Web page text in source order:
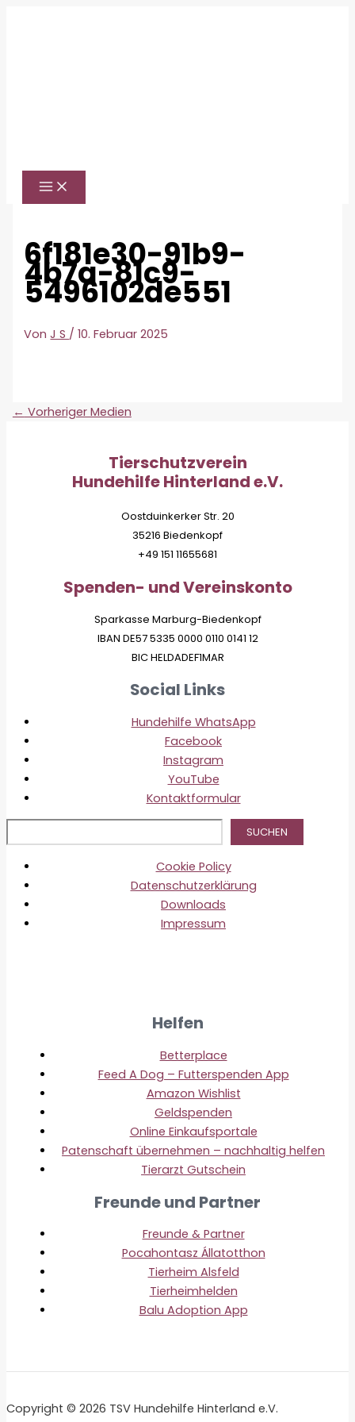
6f181e30-91b9-
4b7a-81c9-
5496102de551
VonJ S /10. Februar 2025
← Vorheriger Medien
Tierschutzverein
Hundehilfe Hinterland e.V.
Oostduinkerker Str. 20
35216 Biedenkopf
+49 151 11655681
Spenden- und Vereinskonto
Sparkasse Marburg-Biedenkopf
IBAN DE57 5335 0000 0110 0141 12
BIC HELDADEF1MAR
Social Links
Hundehilfe WhatsApp
Facebook
Instagram
YouTube
Kontaktformular
SUCHEN
Cookie Policy
Datenschutzerklärung
Downloads
Impressum
Helfen
Betterplace
Feed A Dog – Futterspenden App
Amazon Wishlist
Geldspenden
Online Einkaufsportale
Patenschaft übernehmen – nachhaltig helfen
Tierarzt Gutschein
Freunde und Partner
Freunde & Partner
Pocahontasz Állatotthon
Tierheim Alsfeld
Tierheimhelden
Balu Adoption App
Copyright © 2026 TSV Hundehilfe Hinterland e.V.